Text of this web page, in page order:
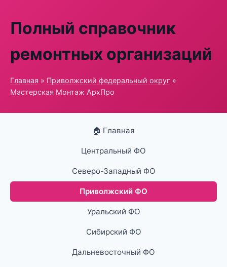
Полный справочник
ремонтных организаций
Главная » Приволжский федеральный округ »
Мастерская Монтаж АрхПро
🏠 Главная
Центральный ФО
Северо-Западный ФО
Приволжский ФО
Уральский ФО
Сибирский ФО
Дальневосточный ФО